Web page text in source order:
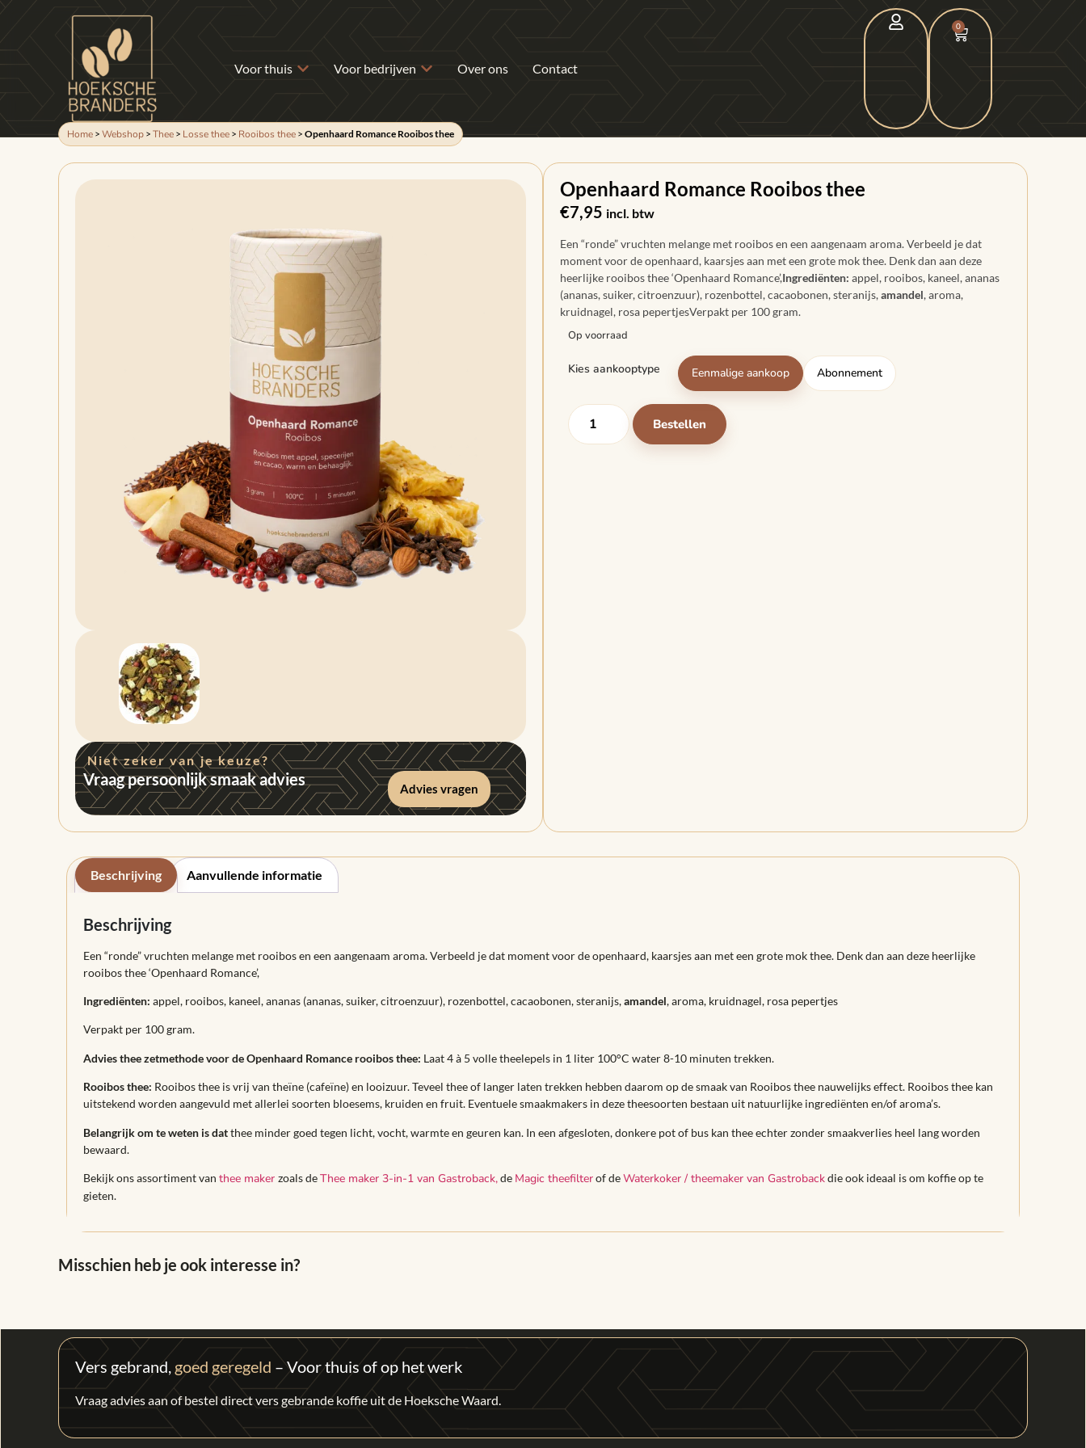
Voor thuis Voor bedrijven Over ons Contact
0
Home > Webshop > Thee > Losse thee > Rooibos thee > Openhaard Romance Rooibos thee
Niet zeker van je keuze?
Vraag persoonlijk smaak advies Advies vragen
Openhaard Romance Rooibos thee
€7,95 incl. btw
Een “ronde” vruchten melange met rooibos en een aangenaam aroma. Verbeeld je dat
moment voor de openhaard, kaarsjes aan met een grote mok thee. Denk dan aan deze
heerlijke rooibos thee ‘Openhaard Romance’,Ingrediënten: appel, rooibos, kaneel, ananas
(ananas, suiker, citroenzuur), rozenbottel, cacaobonen, steranijs,amandel, aroma,
kruidnagel, rosa pepertjesVerpakt per 100 gram.
Op voorraad
Kies aankooptype Eenmalige aankoop Abonnement
Bestellen
Beschrijving Aanvullende informatie
Beschrijving
Een “ronde” vruchten melange met rooibos en een aangenaam aroma. Verbeeld je dat moment voor de openhaard, kaarsjes aan met een grote mok thee. Denk dan aan deze heerlijke
rooibos thee ‘Openhaard Romance’,
Ingrediënten: appel, rooibos, kaneel, ananas (ananas, suiker, citroenzuur), rozenbottel, cacaobonen, steranijs,amandel, aroma, kruidnagel, rosa pepertjes
Verpakt per 100 gram.
Advies thee zetmethode voor de Openhaard Romance rooibos thee: Laat 4 à 5 volle theelepels in 1 liter 100°C water 8-10 minuten trekken.
Rooibos thee: Rooibos thee is vrij van theïne (cafeïne) en looizuur. Teveel thee of langer laten trekken hebben daarom op de smaak van Rooibos thee nauwelijks effect. Rooibos thee kan
uitstekend worden aangevuld met allerlei soorten bloesems, kruiden en fruit. Eventuele smaakmakers in deze theesoorten bestaan uit natuurlijke ingrediënten en/of aroma’s.
Belangrijk om te weten is datthee minder goed tegen licht, vocht, warmte en geuren kan. In een afgesloten, donkere pot of bus kan thee echter zonder smaakverlies heel lang worden
bewaard.
Bekijk ons assortiment van thee maker zoals deThee maker 3-in-1 van Gastroback,de Magic theefilterof deWaterkoker / theemaker van Gastrobackdie ook ideaal is om koffie op te
gieten.
Misschien heb je ook interesse in?
Vers gebrand, goed geregeld – Voor thuis of op het werk
Vraag advies aan of bestel direct vers gebrande koffie uit de Hoeksche Waard.